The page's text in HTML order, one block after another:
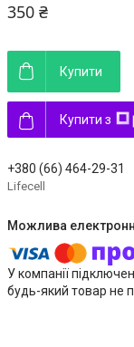
350 ₴
Купити
Купити з
+380 (66) 464-29-31
Lifecell
У компанії
будь-який товар не